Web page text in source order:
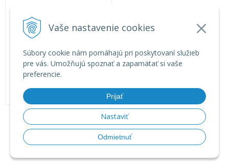
Vaše nastavenie cookies
Súbory cookie nám pomáhajú pri poskytovaní služieb
pre vás. Umožňujú spoznať a zapamätať si vaše
preferencie.
Prijať
Nastaviť
Odmietnuť
Plavkové tričko 50+ UPF
Na sklade